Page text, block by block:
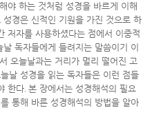
야 하는 것처럼 성경을 바르게 이해
. 성경은 신적인 기원을 가진 것으로 하
저자를 사용하셨다는 점에서 이중적
독자들에게 들려지는 말씀이기 이
오늘날과는 거리가 멀리 떨어진 고
날 성경을 읽는 독자들은 이런 점들
한다. 본 장에서는 성경해석의 필요
통해 바른 성경해석의 방법을 알아